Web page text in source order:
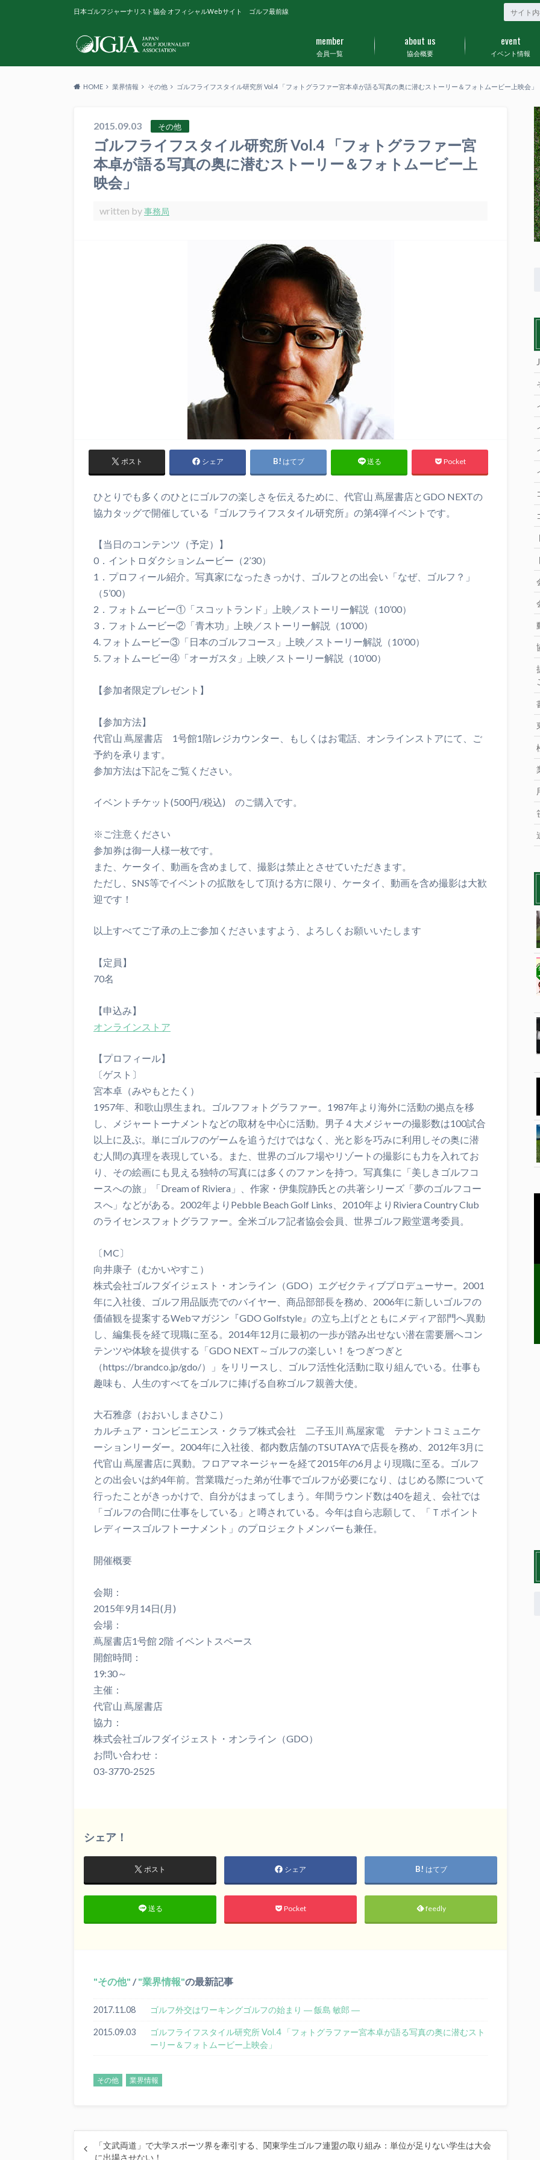
日本ゴルフジャーナリスト協会 オフィシャルWebサイト ゴルフ最前線
会員一覧
member
協会概要
about us
イベント情報
event
HOME 業界情報 その他 ゴルフライフスタイル研究所 Vol.4 「フォトグラファー宮本卓が語る写真の奥に潜むストーリー＆フォトムービー上映会」
2015.09.03 その他
ゴルフライフスタイル研究所 Vol.4 「フォトグラファー宮
本卓が語る写真の奥に潜むストーリー＆フォトムービー上
映会」
written by事務局
ポスト シェア はてブ 送る Pocket
ひとりでも多くのひとにゴルフの楽しさを伝えるために、代官山 蔦屋書店とGDO NEXTの
協力タッグで開催している『ゴルフライフスタイル研究所』の第4弾イベントです。
【当日のコンテンツ（予定）】
0．イントロダクションムービー（2’30）
1．プロフィール紹介。写真家になったきっかけ、ゴルフとの出会い「なぜ、ゴルフ？」
（5’00）
2．フォトムービー①「スコットランド」上映／ストーリー解説（10’00）
3．フォトムービー②「青木功」上映／ストーリー解説（10’00）
4. フォトムービー③「日本のゴルフコース」上映／ストーリー解説（10’00）
5. フォトムービー④「オーガスタ」上映／ストーリー解説（10’00）
【参加者限定プレゼント】
【参加方法】
代官山 蔦屋書店 1号館1階レジカウンター、もしくはお電話、オンラインストアにて、ご
予約を承ります。
参加方法は下記をご覧ください。
イベントチケット(500円/税込) のご購入です。
※ご注意ください
参加券は御一人様一枚です。
また、ケータイ、動画を含めまして、撮影は禁止とさせていただきます。
ただし、SNS等でイベントの拡散をして頂ける方に限り、ケータイ、動画を含め撮影は大歓
迎です！
以上すべてご了承の上ご参加くださいますよう、よろしくお願いいたします
【定員】
70名
【申込み】
オンラインストア
【プロフィール】
〔ゲスト〕
宮本卓（みやもとたく）
1957年、和歌山県生まれ。ゴルフフォトグラファー。1987年より海外に活動の拠点を移
し、メジャートーナメントなどの取材を中心に活動。男子４大メジャーの撮影数は100試合
以上に及ぶ。単にゴルフのゲームを追うだけではなく、光と影を巧みに利用しその奥に潜
む人間の真理を表現している。また、世界のゴルフ場やリゾートの撮影にも力を入れてお
り、その絵画にも見える独特の写真には多くのファンを持つ。写真集に「美しきゴルフコ
ースへの旅」「Dream of Riviera」、作家・伊集院静氏との共著シリーズ「夢のゴルフコー
スへ」などがある。2002年よりPebble Beach Golf Links、2010年よりRiviera Country Club
のライセンスフォトグラファー。全米ゴルフ記者協会会員、世界ゴルフ殿堂選考委員。
〔MC〕
向井康子（むかいやすこ）
株式会社ゴルフダイジェスト・オンライン（GDO）エグゼクティブプロデューサー。2001
年に入社後、ゴルフ用品販売でのバイヤー、商品部部長を務め、2006年に新しいゴルフの
価値観を提案するWebマガジン『GDO Golfstyle』の立ち上げとともにメディア部門へ異動
し、編集長を経て現職に至る。2014年12月に最初の一歩が踏み出せない潜在需要層へコン
テンツや体験を提供する「GDO NEXT～ゴルフの楽しい！をつぎつぎと
（https://brandco.jp/gdo/）」をリリースし、ゴルフ活性化活動に取り組んでいる。仕事も
趣味も、人生のすべてをゴルフに捧げる自称ゴルフ親善大使。
大石雅彦（おおいしまさひこ）
カルチュア・コンビニエンス・クラブ株式会社 二子玉川 蔦屋家電 テナントコミュニケ
ーションリーダー。2004年に入社後、都内数店舗のTSUTAYAで店長を務め、2012年3月に
代官山 蔦屋書店に異動。フロアマネージャーを経て2015年の6月より現職に至る。ゴルフ
との出会いは約4年前。営業職だった弟が仕事でゴルフが必要になり、はじめる際について
行ったことがきっかけで、自分がはまってしまう。年間ラウンド数は40を超え、会社では
「ゴルフの合間に仕事をしている」と噂されている。今年は自ら志願して、「Ｔポイント
レディースゴルフトーナメント」のプロジェクトメンバーも兼任。
開催概要
会期：
2015年9月14日(月)
会場：
蔦屋書店1号館 2階 イベントスペース
開館時間：
19:30～
主催：
代官山 蔦屋書店
協力：
株式会社ゴルフダイジェスト・オンライン（GDO）
お問い合わせ：
03-3770-2525
シェア！
ポスト シェア はてブ
送る Pocket feedly
その他 / 業界情報 の最新記事
2017.11.08 ゴルフ外交はワーキングゴルフの始まり ― 飯島 敏郎 ―
2015.09.03
ゴルフライフスタイル研究所 Vol.4 「フォトグラファー宮本卓が語る写真の奥に潜むスト
ーリー＆フォトムービー上映会」
その他 業界情報
「文武両道」で大学スポーツ界を牽引する、関東学生ゴルフ連盟の取り組み：単位が足りない学生は大会
に出場させない！